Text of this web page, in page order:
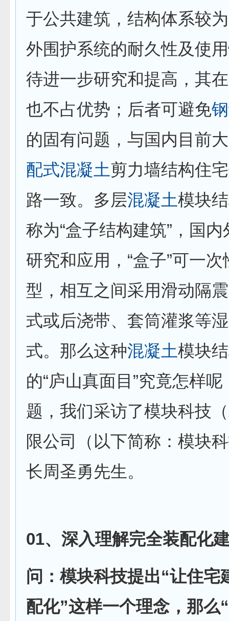
于公共建筑，结构体系较
外围护系统的耐久性及使
待进一步研究和提高，其
也不占优势；后者可避免
的固有问题，与国内目前
配式混凝土剪力墙结构住
路一致。多层混凝土模块
称为“盒子结构建筑”，国
研究和应用，“盒子”可一
型，相互之间采用滑动隔
式或后浇带、套筒灌浆等
式。那么这种混凝土模块
的“庐山真面目”究竟怎样
题，我们采访了模块科技
限公司（以下简称：模块
长周圣勇先生。
01、深入理解完全装配化
问：模块科技提出“让住宅
配化”这样一个理念，那么